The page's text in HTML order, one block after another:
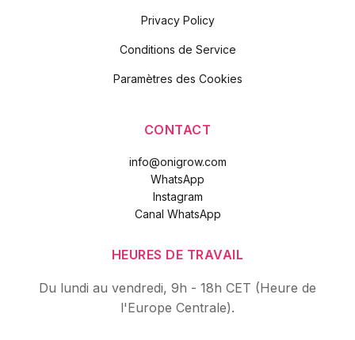
Privacy Policy
Conditions de Service
Paramètres des Cookies
CONTACT
info@onigrow.com
WhatsApp
Instagram
Canal WhatsApp
HEURES DE TRAVAIL
Du lundi au vendredi, 9h - 18h CET (Heure de
l'Europe Centrale).